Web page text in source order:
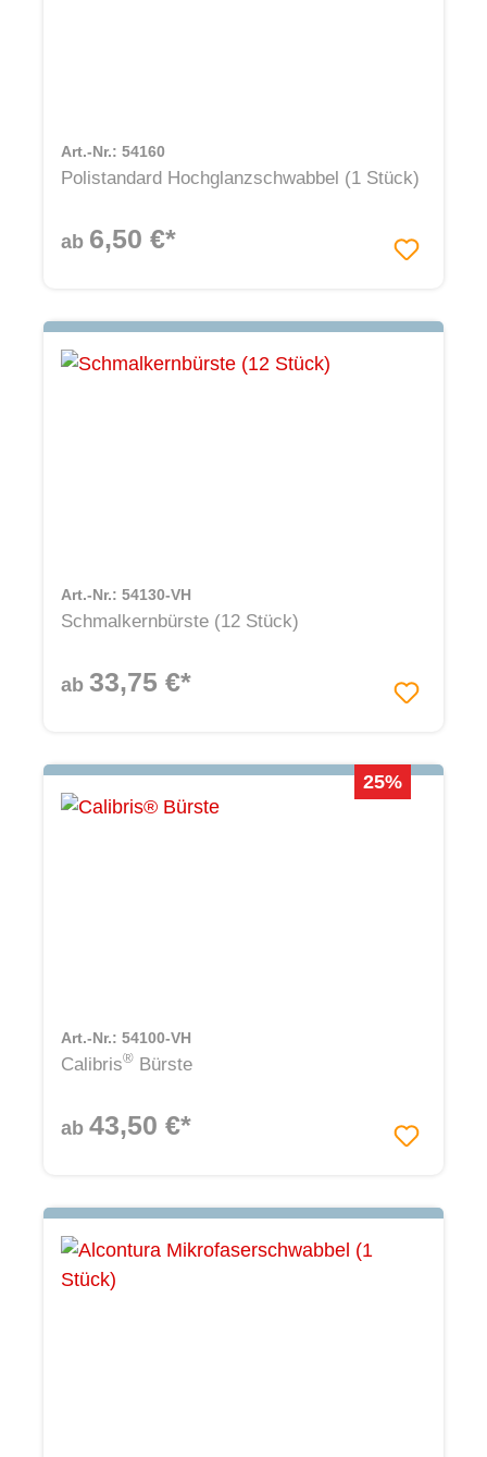
Art.-Nr.: 54160
Polistandard Hochglanzschwabbel (1 Stück)
ab 6,50 €*
Art.-Nr.: 54130-VH
Schmalkernbürste (12 Stück)
ab 33,75 €*
25%
Art.-Nr.: 54100-VH
Calibris® Bürste
ab 43,50 €*